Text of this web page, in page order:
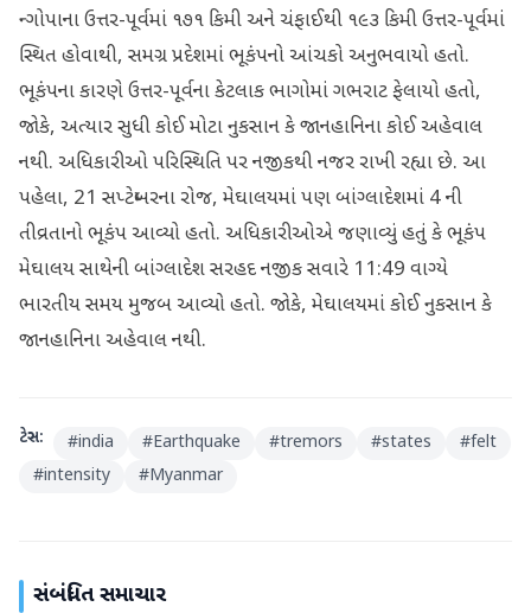
ન્ગોપાના ઉત્તર-પૂર્વમાં ૧૭૧ કિમી અને ચંફાઈથી ૧૯૩ કિમી ઉત્તર-પૂર્વમાં
સ્થિત હોવાથી, સમગ્ર પ્રદેશમાં ભૂકંપનો આંચકો અનુભવાયો હતો.
ભૂકંપના કારણે ઉત્તર-પૂર્વના કેટલાક ભાગોમાં ગભરાટ ફેલાયો હતો,
જોકે, અત્યાર સુધી કોઈ મોટા નુકસાન કે જાનહાનિના કોઈ અહેવાલ
નથી. અધિકારીઓ પરિસ્થિતિ પર નજીકથી નજર રાખી રહ્યા છે. આ
પહેલા, 21 સપ્ટેમ્બરના રોજ, મેઘાલયમાં પણ બાંગ્લાદેશમાં 4 ની
તીવ્રતાનો ભૂકંપ આવ્યો હતો. અધિકારીઓએ જણાવ્યું હતું કે ભૂકંપ
મેઘાલય સાથેની બાંગ્લાદેશ સરહદ નજીક સવારે 11:49 વાગ્યે
ભારતીય સમય મુજબ આવ્યો હતો. જોકે, મેઘાલયમાં કોઈ નુકસાન કે
જાનહાનિના અહેવાલ નથી.
ટેગ્સ: #india #Earthquake #tremors #states #felt
#intensity #Myanmar
સંબંધિત સમાચાર